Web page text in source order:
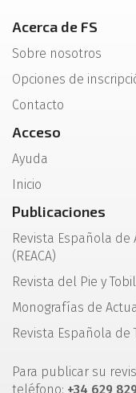
Acerca de FS
Sobre nosotros
Opciones de
Contacto
Acceso
Ayuda
Inicio
Publicaciones
Revista Española de
(REACA)
Revista del Pie y
Monografías de
Revista Española de
Para publicar su
teléfono: +34 629